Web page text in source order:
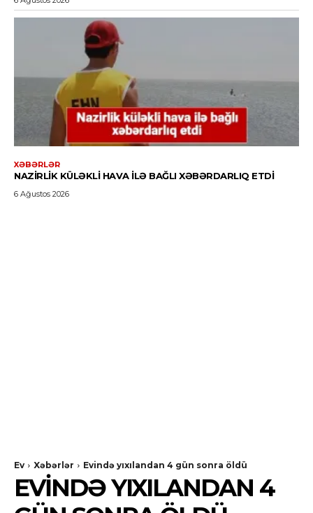
XƏBƏRLƏR
NAZIRLIK KÜLƏKLI HAVA ILƏ BAĞLI XƏBƏRDARLIQ ETDI
6 Ağustos 2026